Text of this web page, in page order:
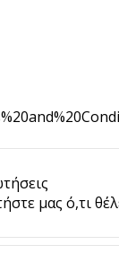
μας ό,τι